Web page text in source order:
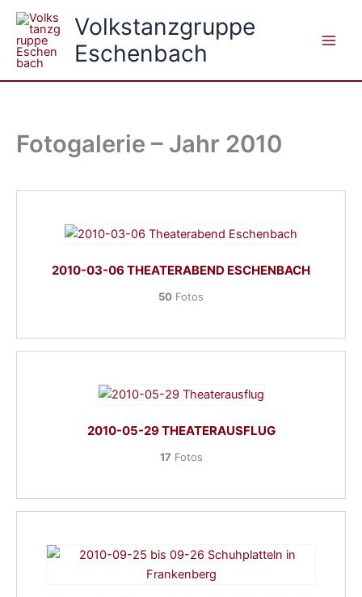
Zum
Inhalt
springen
Volkstanzgruppe
Eschenbach
Fotogalerie – Jahr 2010
2010-03-06 THEATERABEND ESCHENBACH
50 Fotos
2010-05-29 THEATERAUSFLUG
17 Fotos